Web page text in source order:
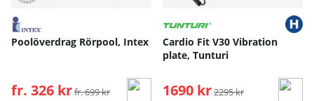
Poolöverdrag Rörpool, Intex
fr. 326 kr Ordinarie pris:
fr. 699 kr
Cardio Fit V30 Vibration
plate, Tunturi
1690 kr Ordinarie pris:
2295 kr